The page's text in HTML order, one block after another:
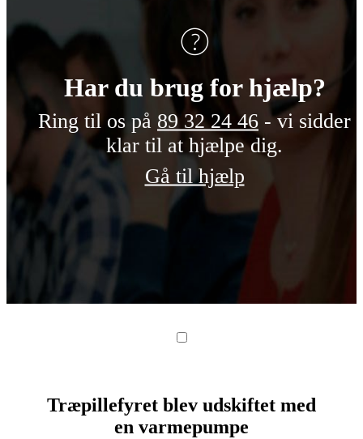
Har du brug for hjælp?
Ring til os på 89 32 24 46 - vi sidder
klar til at hjælpe dig.
Gå til hjælp
Send
Træpillefyret blev udskiftet med
en varmepumpe